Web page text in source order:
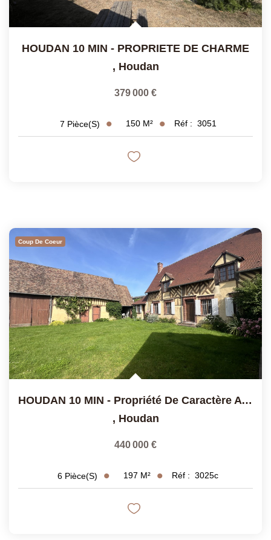
HOUDAN 10 MIN - PROPRIETE DE CHARME
, Houdan
379 000 €
7 Pièce(s) 150 M² Réf : 3051
Coup De Coeur
HOUDAN 10 MIN - Propriété De Caractère Avec Piscine Et Dépen
, Houdan
440 000 €
6 Pièce(s) 197 M² Réf : 3025c